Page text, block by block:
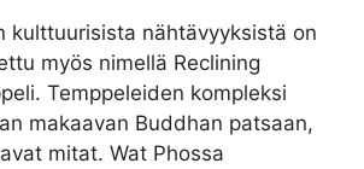
kulttuurisista nähtävyyksistä on
myös nimellä Reclining
Temppeleiden kompleksi
makaavan Buddhan patsaan,
mitat. Wat Phossa